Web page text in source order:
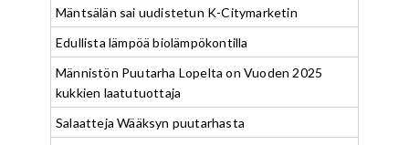
Mäntsälän sai uudistetun K-Citymarketin
Edullista lämpöä biolämpökontilla
Männistön Puutarha Lopelta on Vuoden 2025
kukkien laatutuottaja
Salaatteja Wääksyn puutarhasta